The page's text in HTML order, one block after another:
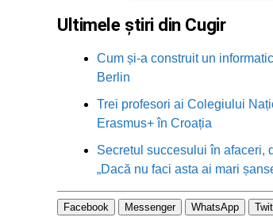
Ultimele știri din Cugir
Cum și-a construit un
Berlin
Trei profesori ai Colegiului
Erasmus+ în Croația
Secretul succesului în afaceri,
„Dacă nu faci asta ai mari
Facebook Messenger WhatsApp